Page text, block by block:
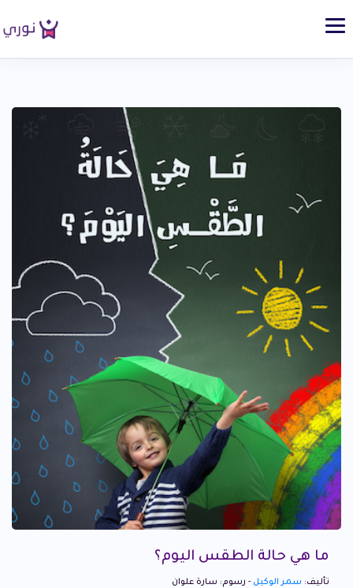
ما هي حالة الطقس اليوم؟
تأليف: سمر الوكيل - رسوم: سارة علوان